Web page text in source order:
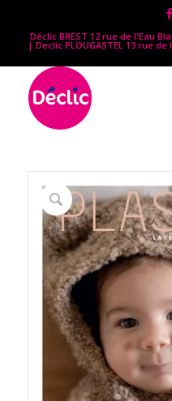
Déclic BREST 12 rue de l'Eau
| Declic PLOUGASTEL 13 rue